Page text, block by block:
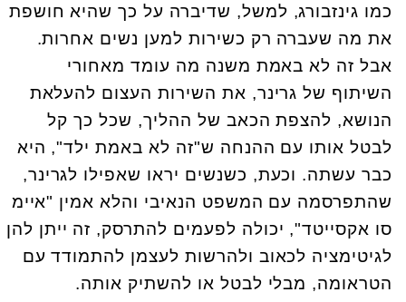
כמו גינזבורג, למשל, שדיברה על כך שהיא חושפת
את מה שעברה רק כשירות למען נשים אחרות.
אבל זה לא באמת משנה מה עומד מאחורי
השיתוף של גרינר, את השירות העצום להעלאת
הנושא, להצפת הכאב של ההליך, שכל כך קל
לבטל אותו עם ההנחה ש"זה לא באמת ילד", היא
כבר עשתה. וכעת, כשנשים יראו שאפילו לגרינר,
שהתפרסמה עם המשפט הנאיבי והלא אמין "איימ
סו אקסייטד", יכולה לפעמים להתרסק, זה ייתן להן
לגיטימציה לכאוב ולהרשות לעצמן להתמודד עם
הטראומה, מבלי לבטל או להשתיק אותה.